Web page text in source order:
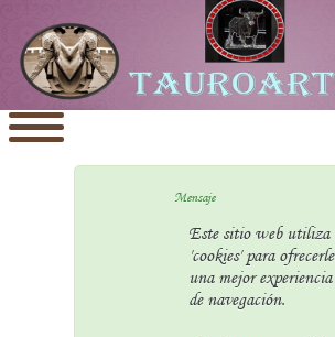
Mensaje
Este sitio web utiliza
'cookies' para ofrecerle
una mejor experiencia
de navegación.